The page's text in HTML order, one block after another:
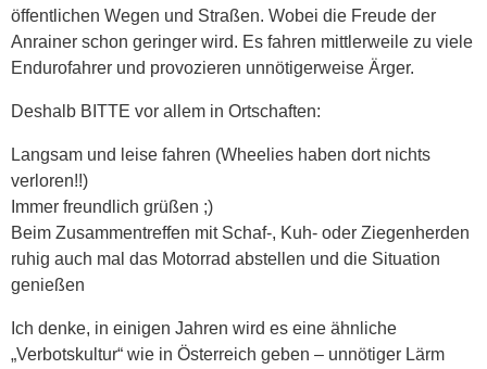
öffentlichen Wegen und Straßen. Wobei die Freude der
Anrainer schon geringer wird. Es fahren mittlerweile zu viele
Endurofahrer und provozieren unnötigerweise Ärger.
Deshalb BITTE vor allem in Ortschaften:
Langsam und leise fahren (Wheelies haben dort nichts
verloren!!)
Immer freundlich grüßen ;)
Beim Zusammentreffen mit Schaf-, Kuh- oder Ziegenherden
ruhig auch mal das Motorrad abstellen und die Situation
genießen
Ich denke, in einigen Jahren wird es eine ähnliche
„Verbotskultur“ wie in Österreich geben – unnötiger Lärm